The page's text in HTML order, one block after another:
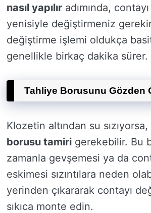
nasıl yapılır adımında,
yenisiyle değiştirmeniz
değiştirme işlemi oldukça
genellikle birkaç dakika sürer.
Tahliye Borusunu Gözden
Klozetin altından su sızıyorsa,
borusu tamiri gerekebilir. Bu
zamanla gevşemesi ya da
eskimesi sızıntılara neden
yerinden çıkararak contayı
sıkıca monte edin.